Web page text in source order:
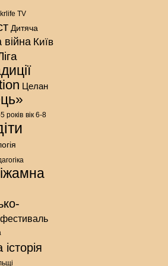
TV
Дитяча
війна Київ
Целан
років вік 6-8
фестиваль